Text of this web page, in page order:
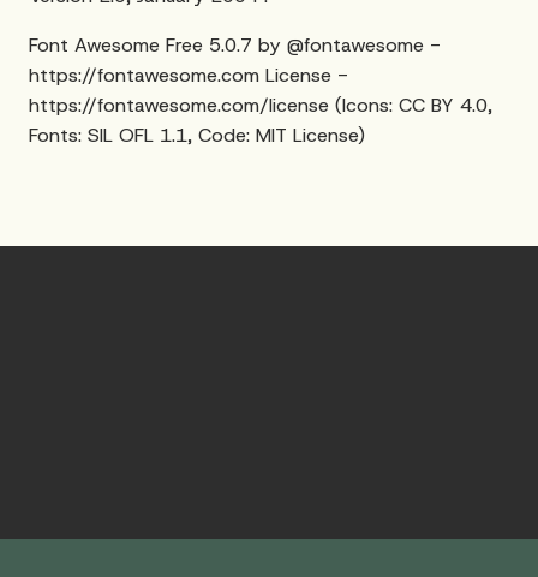
Font Awesome Free 5.0.7 by @fontawesome -
https://fontawesome.com License -
https://fontawesome.com/license (Icons: CC BY 4.0,
Fonts: SIL OFL 1.1, Code: MIT License)